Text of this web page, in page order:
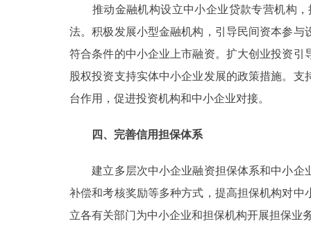
推动金融机构设立中小企业贷款专营机构，
法。积极发展小型金融机构，引导民间资本参
符合条件的中小企业上市融资。扩大创业投资
股权投资支持实体中小企业发展的政策措施。
台作用，促进投资机构和中小企业对接。
四、完善信用担保体系
建立多层次中小企业融资担保体系和中小企
补偿和考核奖励等多种方式，提高担保机构对
立各有关部门为中小企业和担保机构开展担保业